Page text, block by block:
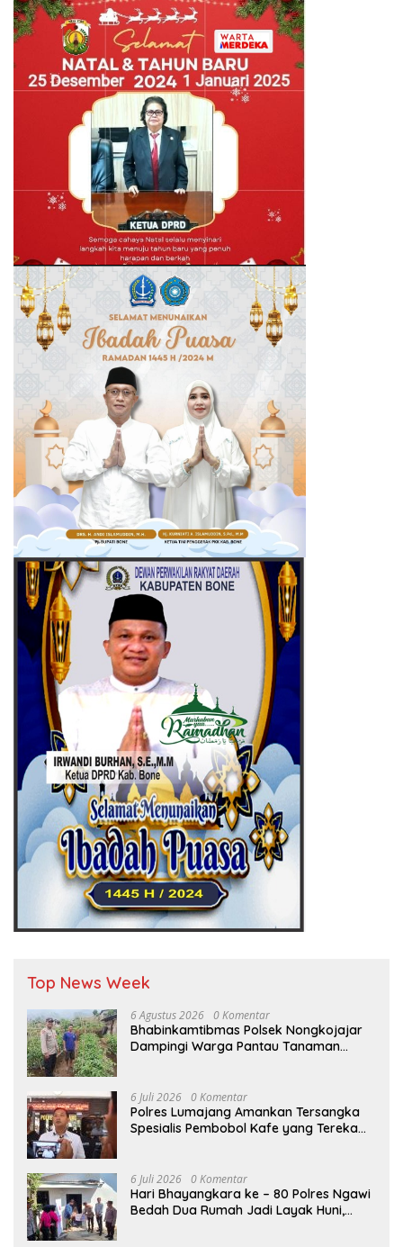
Top News Week
6 Agustus 2026 0 Komentar
Bhabinkamtibmas Polsek Nongkojajar
Dampingi Warga Pantau Tanaman
6 Juli 2026 0 Komentar
Polres Lumajang Amankan Tersangka
Spesialis Pembobol Kafe yang Terekam
6 Juli 2026 0 Komentar
Hari Bhayangkara ke – 80 Polres Ngawi
Bedah Dua Rumah Jadi Layak Huni,